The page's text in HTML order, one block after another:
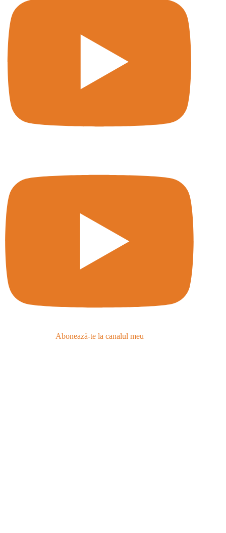
Abonează-te la canalul meu